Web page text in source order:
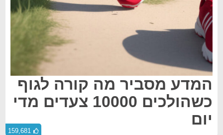
המדע מסביר מה קורה לגוף
כשהולכים 10000 צעדים מדי
יום
159,681